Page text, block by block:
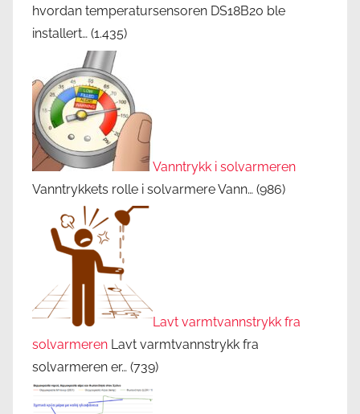
hvordan temperatursensoren DS18B20 ble
installert… (1.435)
Vanntrykk i solvarmeren
Vanntrykkets rolle i solvarmere Vann… (986)
Lavt varmtvannstrykk fra
solvarmeren Lavt varmtvannstrykk fra
solvarmeren er… (739)